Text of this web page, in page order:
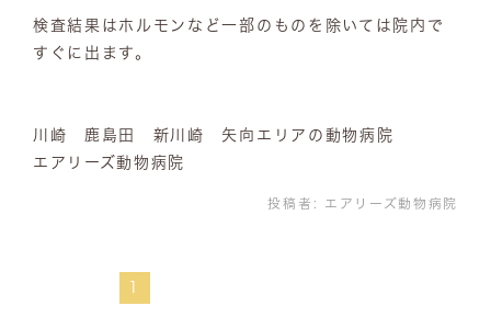
検査結果はホルモンなど一部のものを除いては院内で
すぐに出ます。
川崎 鹿島田 新川崎 矢向エリアの動物病院
エアリーズ動物病院
投稿者: エアリーズ動物病院
1